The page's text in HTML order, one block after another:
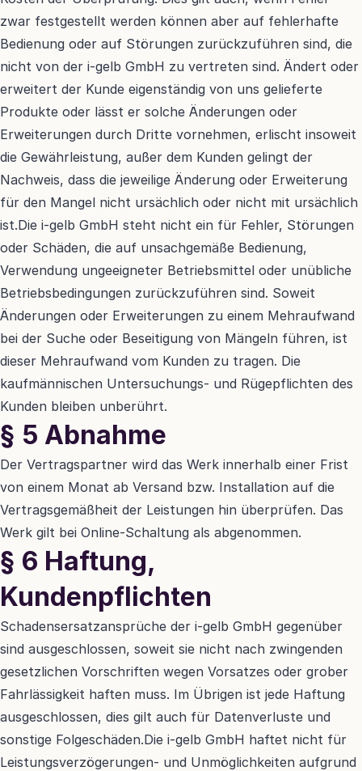
zwar festgestellt werden können aber auf fehlerhafte
Bedienung oder auf Störungen zurückzuführen sind, die
nicht von der i-gelb GmbH zu vertreten sind. Ändert oder
erweitert der Kunde eigenständig von uns gelieferte
Produkte oder lässt er solche Änderungen oder
Erweiterungen durch Dritte vornehmen, erlischt insoweit
die Gewährleistung, außer dem Kunden gelingt der
Nachweis, dass die jeweilige Änderung oder Erweiterung
für den Mangel nicht ursächlich oder nicht mit ursächlich
ist.Die i-gelb GmbH steht nicht ein für Fehler, Störungen
oder Schäden, die auf unsachgemäße Bedienung,
Verwendung ungeeigneter Betriebsmittel oder unübliche
Betriebsbedingungen zurückzuführen sind. Soweit
Änderungen oder Erweiterungen zu einem Mehraufwand
bei der Suche oder Beseitigung von Mängeln führen, ist
dieser Mehraufwand vom Kunden zu tragen. Die
kaufmännischen Untersuchungs- und Rügepflichten des
Kunden bleiben unberührt.
§ 5 Abnahme
Der Vertragspartner wird das Werk innerhalb einer Frist
von einem Monat ab Versand bzw. Installation auf die
Vertragsgemäßheit der Leistungen hin überprüfen. Das
Werk gilt bei Online-Schaltung als abgenommen.
§ 6 Haftung,
Kundenpflichten
Schadensersatzansprüche der i-gelb GmbH gegenüber
sind ausgeschlossen, soweit sie nicht nach zwingenden
gesetzlichen Vorschriften wegen Vorsatzes oder grober
Fahrlässigkeit haften muss. Im Übrigen ist jede Haftung
ausgeschlossen, dies gilt auch für Datenverluste und
sonstige Folgeschäden.Die i-gelb GmbH haftet nicht für
Leistungsverzögerungen- und Unmöglichkeiten aufgrund